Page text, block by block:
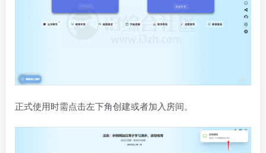
正式使用时需点击左下角创建或者加入房间。